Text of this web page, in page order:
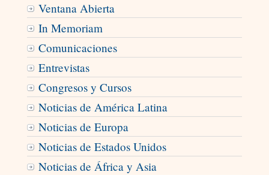
Ventana Abierta
In Memoriam
Comunicaciones
Entrevistas
Congresos y Cursos
Noticias de América Latina
Noticias de Europa
Noticias de Estados Unidos
Noticias de África y Asia